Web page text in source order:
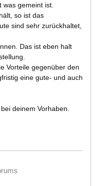
was gemeint ist.
so ist das
sind sehr zurückhaltet,
Das ist eben halt
Vorteile gegenüber den
eine gute- und auch
deinem Vorhaben.